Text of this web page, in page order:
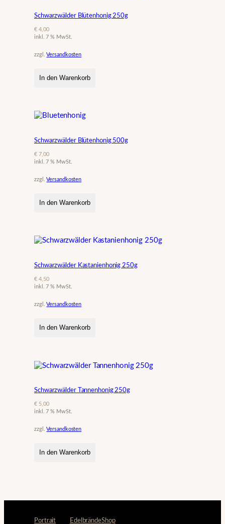
e
n
h
0
g
e
n
g
Schwarzwälder Blütenhonig 250g
€4,00
inkl. 7 % MwSt.
zzgl.Versandkosten
In den Warenkorb
Schwarzwälder Blütenhonig 500g
€7,00
inkl. 7 % MwSt.
zzgl.Versandkosten
In den Warenkorb
Schwarzwälder Kastanienhonig 250g
€4,50
inkl. 7 % MwSt.
zzgl.Versandkosten
In den Warenkorb
Schwarzwälder Tannenhonig 250g
€5,00
inkl. 7 % MwSt.
zzgl.Versandkosten
In den Warenkorb
Portrait EdelbrändeShop